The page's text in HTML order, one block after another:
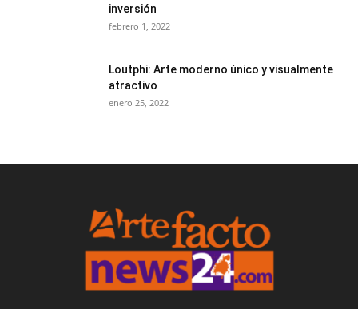
inversión
febrero 1, 2022
Loutphi: Arte moderno único y visualmente
atractivo
enero 25, 2022